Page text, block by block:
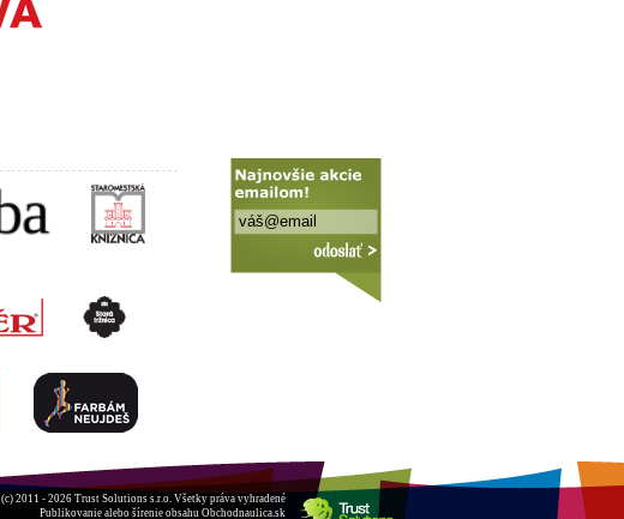
(c) 2011 - 2026 Trust Solutions s.r.o. Všetky práva vyhradené
Publikovanie alebo šírenie obsahu Obchodnaulica.sk